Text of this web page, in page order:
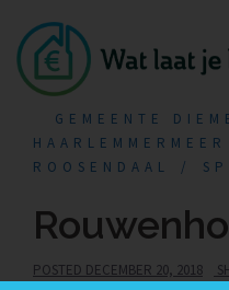
GEMEENTE
HAARLEMMERMEER
ROOSENDAAL
POSTED DECEMBER 20, 2018